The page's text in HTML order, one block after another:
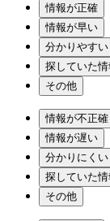
情報が正確
情報が早い
分かりやすい
探していた
その他
情報が不正確
情報が遅い
分かりにくい
探していた
その他